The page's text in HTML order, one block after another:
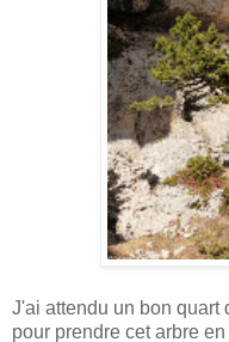
J'ai attendu un bon quart
pour prendre cet arbre